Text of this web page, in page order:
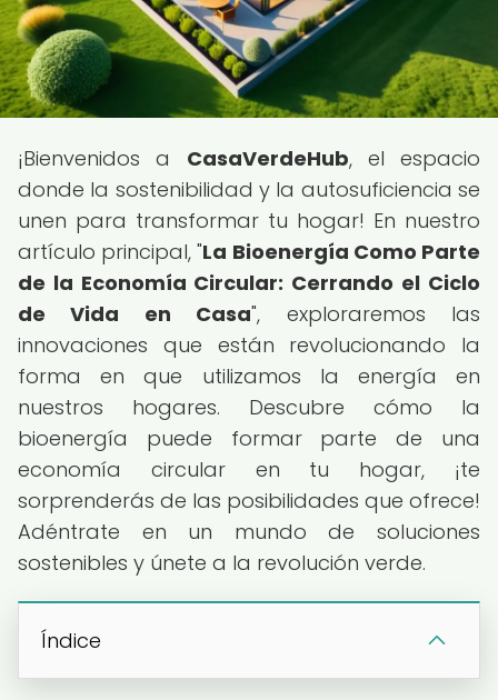
¡Bienvenidos a CasaVerdeHub, el espacio
donde la sostenibilidad y la autosuficiencia se
unen para transformar tu hogar! En nuestro
artículo principal, "La Bioenergía Como Parte
de la Economía Circular: Cerrando el Ciclo
de Vida en Casa", exploraremos las
innovaciones que están revolucionando la
forma en que utilizamos la energía en
nuestros hogares. Descubre cómo la
bioenergía puede formar parte de una
economía circular en tu hogar, ¡te
sorprenderás de las posibilidades que ofrece!
Adéntrate en un mundo de soluciones
sostenibles y únete a la revolución verde.
Índice